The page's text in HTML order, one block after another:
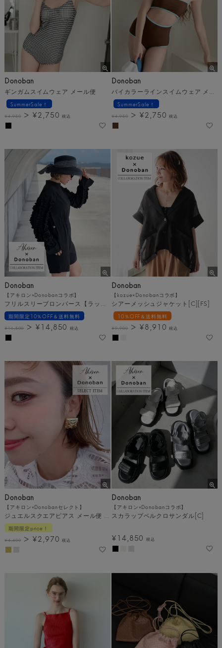
Donoban
ギンガムスイムウェア メール便
SummerSale！
¥4,950 ¥2,750 税込
Donoban
バイカラーラインスイムウェア メール便
SummerSale！
¥4,950 ¥2,750 税込
Donoban
【アキロン×Donobanコラボ】
フリルスリーブロンパース【ラッシュガード】 [C][FS]
期間限定10％OFF＆送料無料
¥16,500 ¥14,850 税込
Donoban
【kozue×Donobanコラボ】
シアーメッシュジャケット[C][FS]
10％OFF＆送料無料
¥9,900 ¥8,910 税込
Donoban
【アキロン×Donobanセレクト】
期間限定price！
¥4,400 ¥2,970 税込
Donoban
【アキロン×Donobanコラボ】
スカラップベルクロサンダル[C]
¥14,850 税込